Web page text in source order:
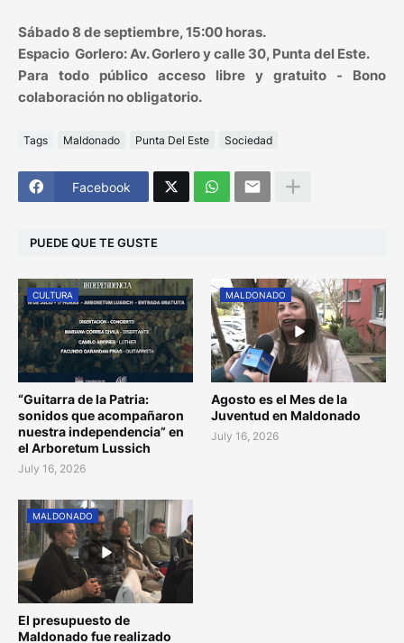
Sábado 8 de septiembre, 15:00 horas.
Espacio Gorlero: Av. Gorlero y calle 30, Punta del Este.
Para todo público acceso libre y gratuito - Bono
colaboración no obligatorio.
Tags Maldonado Punta Del Este Sociedad
Facebook
PUEDE QUE TE GUSTE
CULTURA
“Guitarra de la Patria:
sonidos que acompañaron
nuestra independencia” en
el Arboretum Lussich
July 16, 2026
MALDONADO
Agosto es el Mes de la
Juventud en Maldonado
July 16, 2026
MALDONADO
El presupuesto de
Maldonado fue realizado